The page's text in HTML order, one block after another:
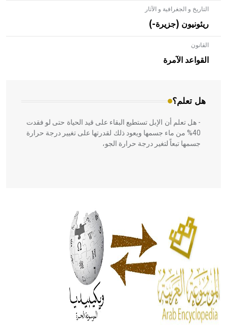
التاريخ و الجغرافية و الآثار
ريئونيون (جزيرة-)
القانون
القواعد الآمرة
هل تعلم؟
- هل تعلم أن الأبلق نوع من الفنون الهندسية التي ارتبطت
بالعمارة الإسلامية في بلاد الشام ومصر خاصة، حيث يحرص
المعمار على بناء مداميكه وخاصة في الواجهات
- هل تعلم أن الإبل تستطيع البقاء على قيد الحياة حتى لو فقدت
40% من ماء جسمها ويعود ذلك لقدرتها على تغيير درجة حرارة
جسمها تبعاً لتغير درجة حرارة الجو،
الحكم، الأدلة، تنظيم التغذية، ورسالته في جروح الرأس. ويعود
له الفضل بأنه حرر الطب من الدين والفلسفة.
- هل تعلم أن المرجان إفراز حيواني يتكون في البحر ويتركب
من مادة كربونات الكلسيوم، وهو أحمر أو شديد الحمرة وهو
أجود أنواعه، ويمتاز بكبر الحجم ويسمى الش